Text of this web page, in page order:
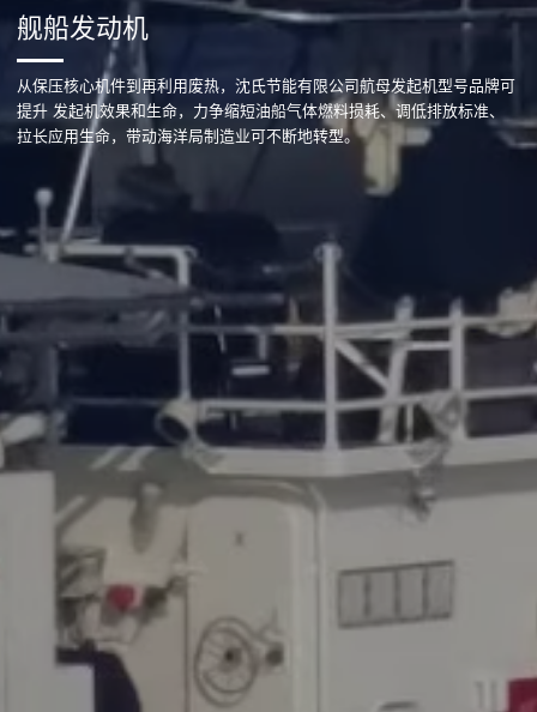
舰船发动机
从保压核心机件到再利用废热，沈氏节能有限公司航母发起机型号品牌可
提升 发起机效果和生命，力争缩短油船气体燃料损耗、调低排放标准、
拉长应用生命，带动海洋局制造业可不断地转型。